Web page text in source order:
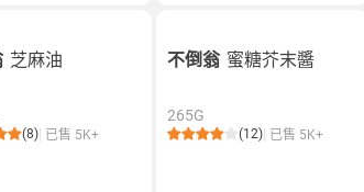
芝麻油
(8) 已售 5K+
不倒翁 蜜糖芥末醬
265G
(12) 已售 5K+